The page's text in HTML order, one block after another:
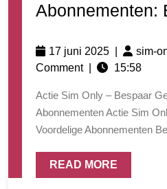
Abonnementen:
17 juni 2025 sim-
Comment
15:58
Actie Sim Only – Bespaar Geld met Voordelige
Abonnementen Actie Sim
Voordelige Abonnementen
READ MORE